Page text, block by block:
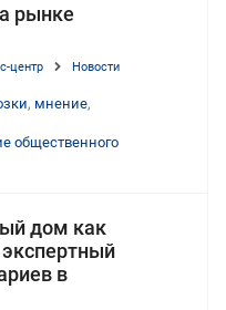
рынке
центр Новости
, мнение,
общественного
дом как
в